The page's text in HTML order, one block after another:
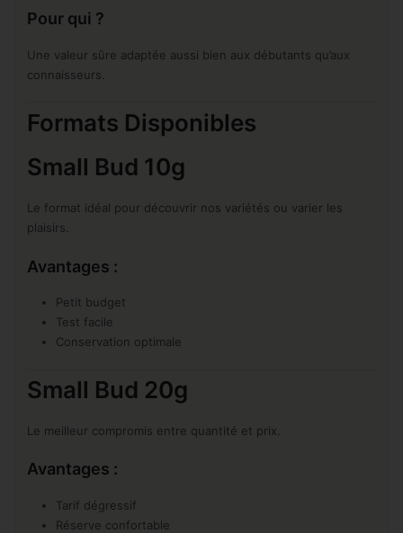
Pour qui ?
Une valeur sûre adaptée aussi bien aux débutants qu’aux
connaisseurs.
Formats Disponibles
Small Bud 10g
Le format idéal pour découvrir nos variétés ou varier les
plaisirs.
Avantages :
Petit budget
Test facile
Conservation optimale
Small Bud 20g
Le meilleur compromis entre quantité et prix.
Avantages :
Tarif dégressif
Réserve confortable